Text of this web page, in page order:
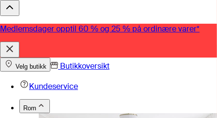
Medlemsdager opptil 60 % og 25 % på ordinære varer*
Velg butikk
Butikkoversikt
Kundeservice
Rom